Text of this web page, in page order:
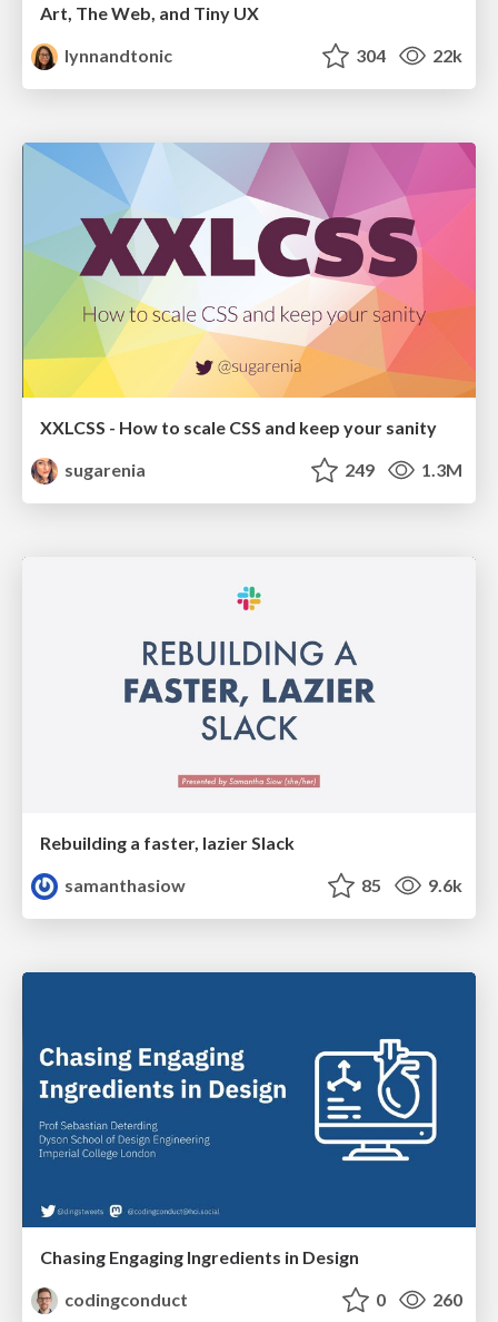
Art, The Web, and Tiny UX
lynnandtonic
304 22k
XXLCSS - How to scale CSS and keep your sanity
sugarenia
249 1.3M
Rebuilding a faster, lazier Slack
samanthasiow
85 9.6k
Chasing Engaging Ingredients in Design
codingconduct
0 260